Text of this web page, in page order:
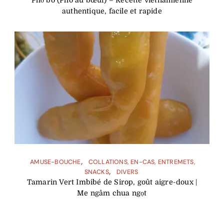
authentique, facile et rapide
AMUSE-BOUCHE
COLLATIONS, EN-CAS, ENTREMETS,
SNACKS
DIVERS
Tamarin Vert Imbibé de Sirop, goût aigre-doux |
Me ngâm chua ngọt